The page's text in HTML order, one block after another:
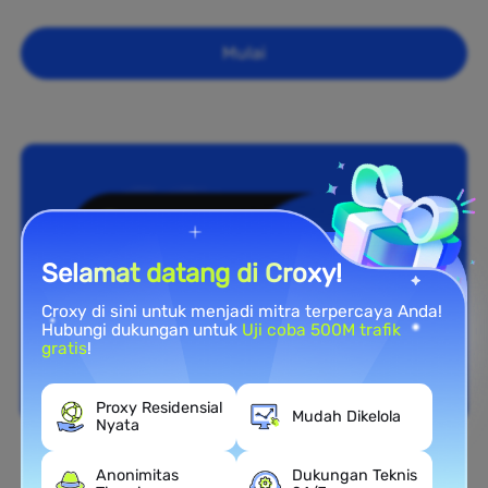
Mulai
Cakupan Nasional
Selamat datang di Croxy!
Croxy di sini untuk menjadi mitra terpercaya Anda!
Hubungi dukungan untuk Uji coba 500M trafik
gratis!
Proxy Residensial
Nyata
Mudah Dikelola
Anonimitas
Dukungan Teknis